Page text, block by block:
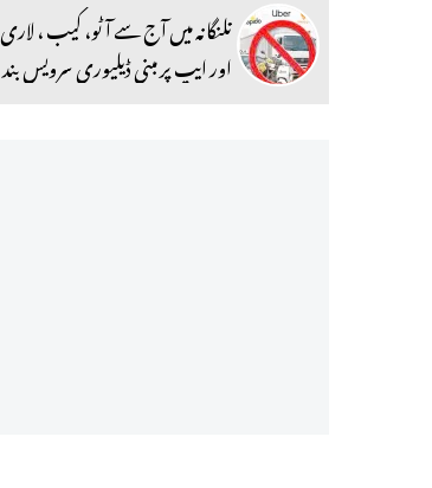
تلنگانہ میں آج سے آٹو، کیب ، لاری
اور ایپ پر مبنی ڈیلیوری سرویس بند